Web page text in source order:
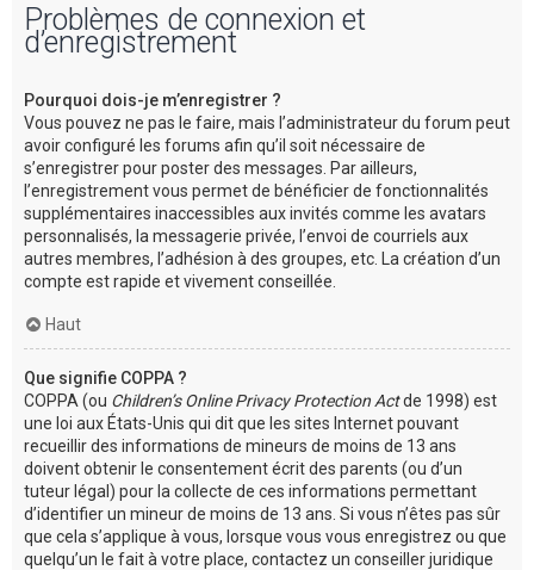
Problèmes de connexion et
d’enregistrement
Pourquoi dois-je m’enregistrer ?
Vous pouvez ne pas le faire, mais l’administrateur du forum peut
avoir configuré les forums afin qu’il soit nécessaire de
s’enregistrer pour poster des messages. Par ailleurs,
l’enregistrement vous permet de bénéficier de fonctionnalités
supplémentaires inaccessibles aux invités comme les avatars
personnalisés, la messagerie privée, l’envoi de courriels aux
autres membres, l’adhésion à des groupes, etc. La création d’un
compte est rapide et vivement conseillée.
Haut
Que signifie COPPA ?
COPPA (ou Children’s Online Privacy Protection Actde 1998) est
une loi aux États-Unis qui dit que les sites Internet pouvant
recueillir des informations de mineurs de moins de 13 ans
doivent obtenir le consentement écrit des parents (ou d’un
tuteur légal) pour la collecte de ces informations permettant
d’identifier un mineur de moins de 13 ans. Si vous n’êtes pas sûr
que cela s’applique à vous, lorsque vous vous enregistrez ou que
quelqu’un le fait à votre place, contactez un conseiller juridique